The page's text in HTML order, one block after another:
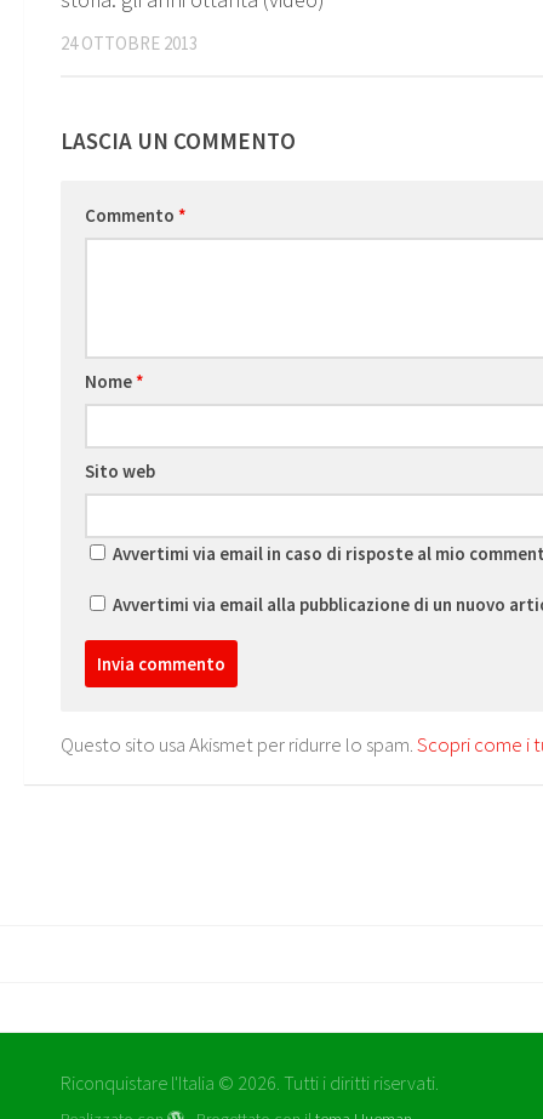
24 OTTOBRE 2013
LASCIA UN COMMENTO
Commento *
Nome*
Sito web
Avvertimi via email in caso di risposte al mio
Avvertimi via email alla pubblicazione di un nuovo
Questo sito usa Akismet per ridurre lo spam.Scopri come i
Riconquistare l'Italia © 2026. Tutti i diritti riservati.